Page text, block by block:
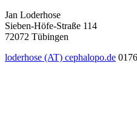
Jan Loderhose
Sieben-Höfe-Straße 114
72072 Tübingen
loderhose (AT) cephalopo.de